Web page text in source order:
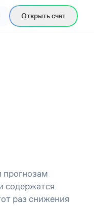
Открыть счет
прогнозам
содержатся
раз снижения